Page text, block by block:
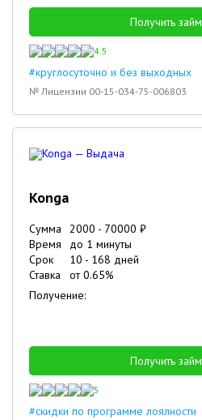
Получить займ
4.5
#круглосуточно и без выходных
№ Лицензии 00-15-034-75-006803
Konga
Сумма 2000 - 70000 ₽
Время
до 1 минуты
Срок
10 - 168 дней
Ставка
от0.65%
Получение:
Получить займ
5
#скидки по программе лоялности